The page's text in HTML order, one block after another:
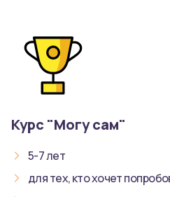
Курс "Могу сам"
5-7 лет
для тех, кто хочет